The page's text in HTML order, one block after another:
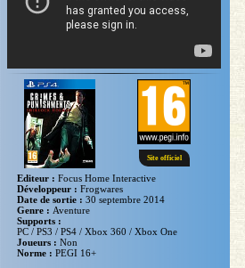
Site officiel
Editeur :Focus Home Interactive
Développeur :Frogwares
Date de sortie :30 septembre 2014
Genre : Aventure
Supports :
PC / PS3 / PS4 / Xbox 360 / Xbox One
Joueurs :Non
Norme :PEGI 16+